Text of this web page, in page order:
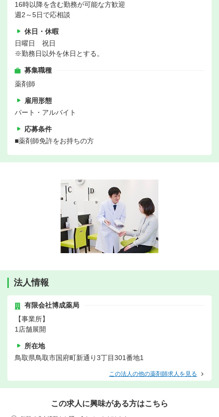
16時以降を含む勤務が可能な方歓迎
週2～5日で応相談
休日・休暇
日曜日 祝日
※勤務日以外を休日とする。
募集職種
薬剤師
雇用形態
パート・アルバイト
応募条件
■薬剤師免許をお持ちの方
法人情報
有限会社博成薬局
【事業所】
1店舗展開
所在地
鳥取県鳥取市国府町新通り3丁目301番地1
この法人の他の薬剤師求人を見る
この求人に興味がある方はこちら